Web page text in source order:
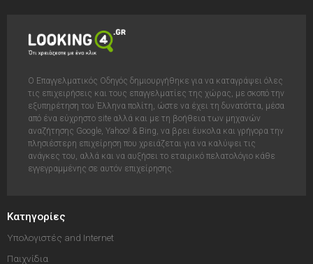
Ο Επαγγελματικός Οδηγός δημιουργήθηκε για να καταγράψει όλες
τις επιχειρήσεις και τους επαγγελματίες της χώρας, με σκοπό την
εξυπηρέτηση του Έλληνα πολίτη, ώστε να έχει τη δυνατόττα, μέσα
από ένα εύχρηστο site αλλά και με τη βοήθεια των μηχανών
αναζήτησης Google, Yahoo! & Bing, να βρει έυκολα και γρήγορα την
πλησιέστερη επιχείρηση που χρειάζεται για να καλύψει τις
ανάγκες του, αλλά και να αυξήσει το εταιρικό πελατολόγιο κάθε
εγγεγραμμένης σε αυτόν επιχείρησης.
Κατηγορίες
Υπολογιστές and Internet
Παιχνίδια